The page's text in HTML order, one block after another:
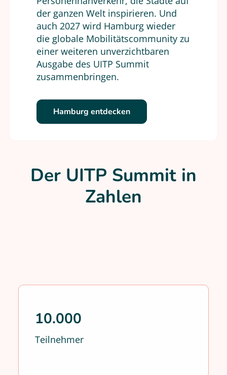
der ganzen Welt inspirieren. Und
auch 2027 wird Hamburg wieder
die globale Mobilitätscommunity zu
einer weiteren unverzichtbaren
Ausgabe des UITP Summit
zusammenbringen.
Hamburg entdecken
Der UITP Summit in
Zahlen
10.000
Teilnehmer